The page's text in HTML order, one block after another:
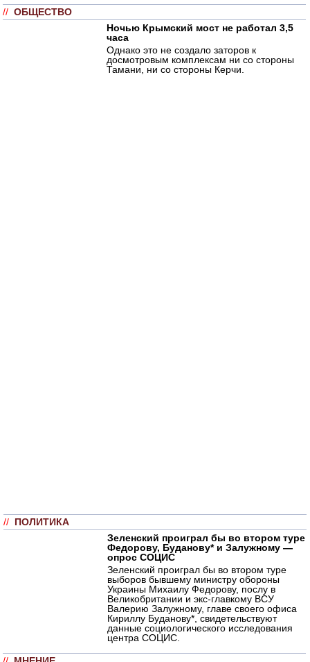
// ОБЩЕСТВО
Ночью Крымский мост не работал 3,5
часа
Однако это не создало заторов к
досмотровым комплексам ни со стороны
Тамани, ни со стороны Керчи.
// ПОЛИТИКА
Зеленский проиграл бы во втором туре
Федорову, Буданову* и Залужному —
опрос СОЦИС
Зеленский проиграл бы во втором туре
выборов бывшему министру обороны
Украины Михаилу Федорову, послу в
Великобритании и экс-главкому ВСУ
Валерию Залужному, главе своего офиса
Кириллу Буданову*, свидетельствуют
данные социологического исследования
центра СОЦИС.